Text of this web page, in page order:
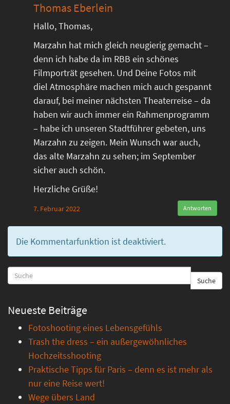
Thomas Eberlein
Hallo, Thomas,
Marzahn hat mich gleich neugierig gemacht –
denn ich habe da im RBB ein schönes
Filmporträt gesehen. Und Deine Fotos mit
diel Atmosphäre machen mich auch gespannt
darauf, bei meiner nächsten Theaterreise – da
haben wir auch immer ein Rahmenprogramm
– habe ich unseren Stadtführer gebeten, uns
Marzahn zu zeigen. Mein Wunsch war auch,
das alte Marzahn zu sehen; im September
sicher auch schön.
Herzliche Grüße!
7. Februar 2022 Antworten
Die Kommentarfunktion ist deaktiviert.
Suche
Neueste Beiträge
Fotoshooting eines Lebensgefühls
Trash the dress – ein außergewöhnliches
Hochzeitsshooting
Praktische Tipps für Paris – denn es ist mehr als
nur eine Reise wert!
Wege übers Land